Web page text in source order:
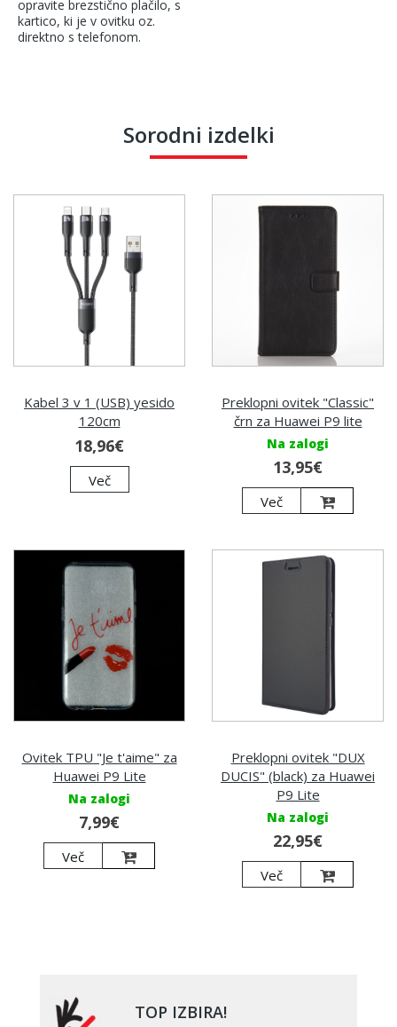
opravite brezstično plačilo, s
kartico, ki je v ovitku oz.
direktno s telefonom.
Sorodni izdelki
Kabel 3 v 1 (USB) yesido
120cm
18,96€
Več
Preklopni ovitek "Classic"
črn za Huawei P9 lite
Na zalogi
13,95€
Več
Ovitek TPU "Je t'aime" za
Huawei P9 Lite
Na zalogi
7,99€
Več
Preklopni ovitek "DUX
DUCIS" (black) za Huawei
P9 Lite
Na zalogi
22,95€
Več
TOP IZBIRA!